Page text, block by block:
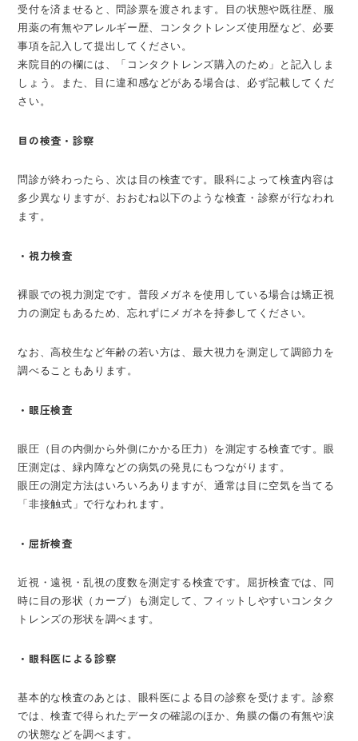
受付を済ませると、問診票を渡されます。目の状態や既往歴、服
用薬の有無やアレルギー歴、コンタクトレンズ使用歴など、必要
事項を記入して提出してください。
来院目的の欄には、「コンタクトレンズ購入のため」と記入しま
しょう。また、目に違和感などがある場合は、必ず記載してくだ
さい。
目の検査・診察
問診が終わったら、次は目の検査です。眼科によって検査内容は
多少異なりますが、おおむね以下のような検査・診察が行なわれ
ます。
・視力検査
裸眼での視力測定です。普段メガネを使用している場合は矯正視
力の測定もあるため、忘れずにメガネを持参してください。
なお、高校生など年齢の若い方は、最大視力を測定して調節力を
調べることもあります。
・眼圧検査
眼圧（目の内側から外側にかかる圧力）を測定する検査です。眼
圧測定は、緑内障などの病気の発見にもつながります。
眼圧の測定方法はいろいろありますが、通常は目に空気を当てる
「非接触式」で行なわれます。
・屈折検査
近視・遠視・乱視の度数を測定する検査です。屈折検査では、同
時に目の形状（カーブ）も測定して、フィットしやすいコンタク
トレンズの形状を調べます。
・眼科医による診察
基本的な検査のあとは、眼科医による目の診察を受けます。診察
では、検査で得られたデータの確認のほか、角膜の傷の有無や涙
の状態などを調べます。